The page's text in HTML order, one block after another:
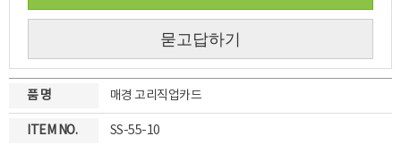
묻고답하기
품 명 매경 고리직업카드
ITEM NO. SS-55-10